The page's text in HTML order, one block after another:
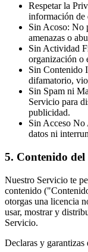
Respetar la
información de
Sin Acoso: No
amenazas o
Sin Actividad
organización o
Sin Contenido
difamatorio,
Sin Spam ni
Servicio para
publicidad.
Sin Acceso No
datos ni
5. Contenido del
Nuestro Servicio te
contenido
otorgas una licencia
usar, mostrar y
Servicio.
Declaras y garantizas